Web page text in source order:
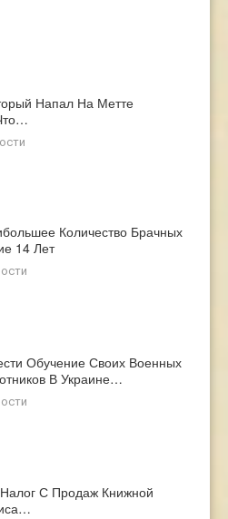
Напал На Метте
Количество Брачных
14 Лет
Обучение Своих Военных
В Украине…
С Продаж Книжной